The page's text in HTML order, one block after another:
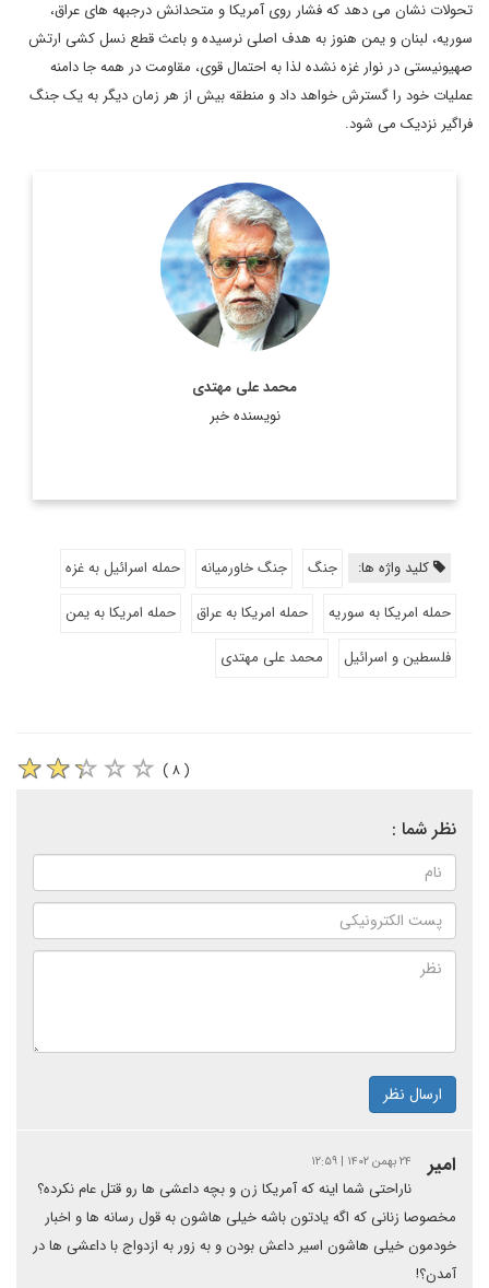
تحولات نشان می دهد که فشار روی آمریکا و متحدانش درجبهه های عراق،
سوریه، لبنان و یمن هنوز به هدف اصلی نرسیده و باعث قطع نسل کشی ارتش
صهیونیستی در نوار غزه نشده لذا به احتمال قوی، مقاومت در همه جا دامنه
عملیات خود را گسترش خواهد داد و منطقه بیش از هر زمان دیگر به یک جنگ
فراگیر نزدیک می شود.
محمد علی مهتدی
نویسنده خبر
کارشناس مسائل خاورمیانه و جهان عرب
اطلاعات بیشتر
کلید واژه ها: جنگ جنگ خاورمیانه
حمله اسرائیل به غزه
حمله امریکا به سوریه
حمله امریکا به عراق
حمله امریکا به یمن
فلسطین و اسرائیل
محمد علی مهتدی
( ۸ )
نظر شما :
ارسال نظر
امیر ۲۴ بهمن ۱۴۰۲ | ۱۲:۵۹
ناراحتی شما اینه که آمریکا زن و بچه داعشی ها رو قتل عام نکرده؟‌
مخصوصا زنانی که اگه یادتون باشه خیلی هاشون به قول رسانه ها و اخبار
خودمون خیلی هاشون اسیر داعش بودن و به زور به ازدواج با داعشی ها در
آمدن؟!